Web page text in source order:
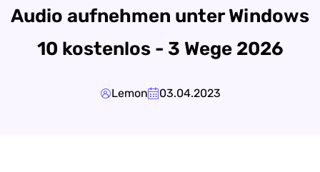
Audio aufnehmen unter Windows
10 kostenlos - 3 Wege 2026
Lemon 03.04.2023